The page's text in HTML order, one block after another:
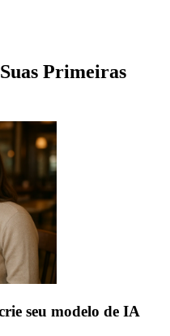
Primeiras
seu modelo de IA